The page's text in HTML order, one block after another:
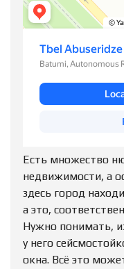
Есть множество
недвижимости, а
здесь город
а это,
Нужно понимать,
у него
окна. Всё это